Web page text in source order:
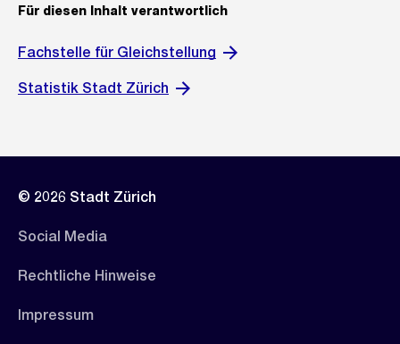
Für diesen Inhalt verantwortlich
Fachstelle für Gleichstellung
Statistik Stadt Zürich
© 2026 Stadt Zürich
Social Media
Rechtliche Hinweise
Impressum